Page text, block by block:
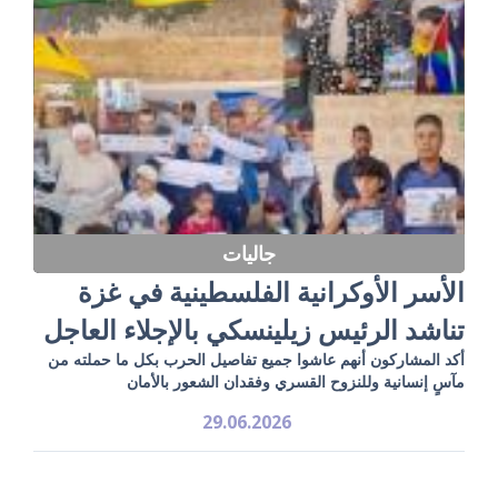
جاليات
الأسر الأوكرانية الفلسطينية في غزة
تناشد الرئيس زيلينسكي بالإجلاء العاجل
أكد المشاركون أنهم عاشوا جميع تفاصيل الحرب بكل ما حملته من
مآسٍ إنسانية وللنزوح القسري وفقدان الشعور بالأمان
29.06.2026